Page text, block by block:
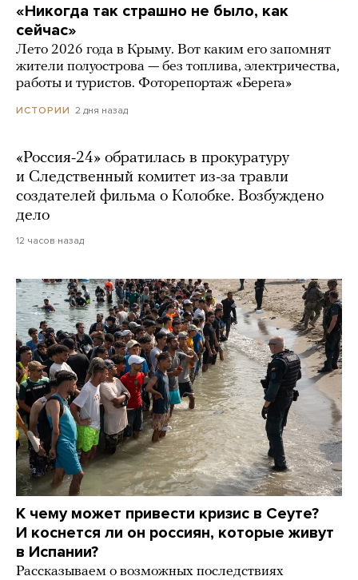
«Никогда так страшно не было, как
сейчас»
Лето 2026 года в Крыму. Вот каким его запомнят
жители полуострова — без топлива, электричества,
работы и туристов. Фоторепортаж «Берега»
ИСТОРИИ 2 дня назад
«Россия-24» обратилась в прокуратуру
и Следственный комитет из-за травли
создателей фильма о Колобке. Возбуждено
дело
12 часов назад
К чему может привести кризис в Сеуте?
И коснется ли он россиян, которые живут
в Испании?
Рассказываем о возможных последствиях